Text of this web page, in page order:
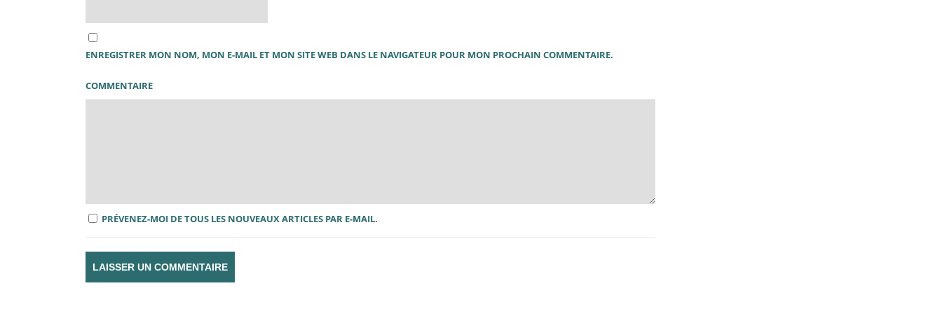
ENREGISTRER MON NOM, MON E-MAIL ET MON SITE WEB DANS LE NAVIGATEUR POUR MON PROCHAIN COMMENTAIRE.
COMMENTAIRE
PRÉVENEZ-MOI DE TOUS LES NOUVEAUX ARTICLES PAR E-MAIL.